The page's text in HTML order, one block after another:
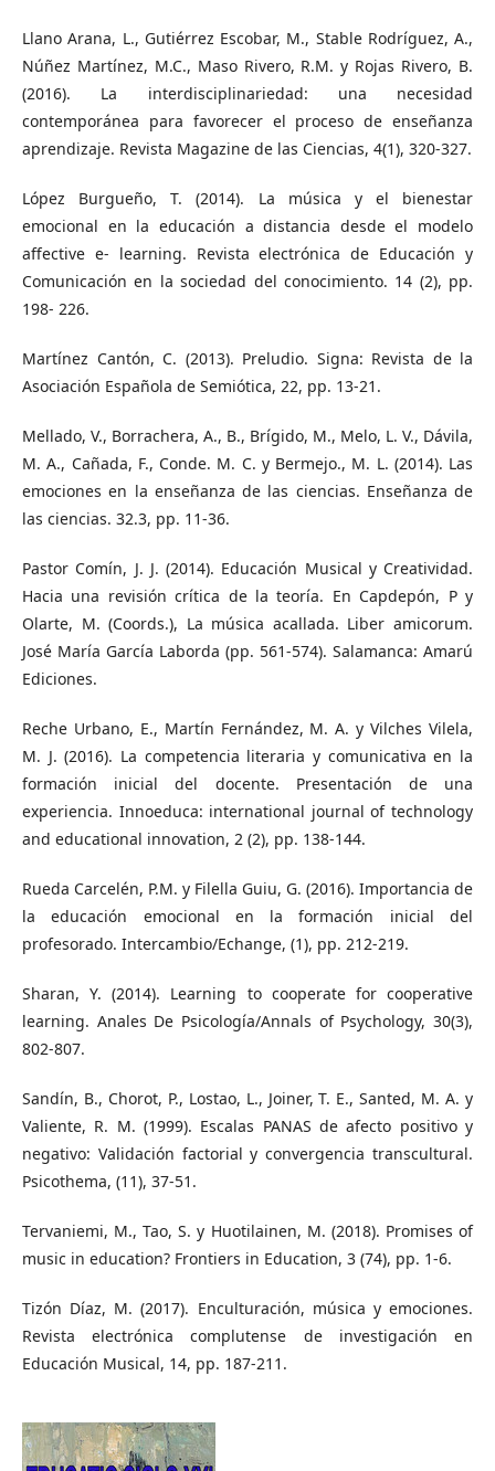
Llano Arana, L., Gutiérrez Escobar, M., Stable Rodríguez, A.,
Núñez Martínez, M.C., Maso Rivero, R.M. y Rojas Rivero, B.
(2016). La interdisciplinariedad: una necesidad
contemporánea para favorecer el proceso de enseñanza
aprendizaje. Revista Magazine de las Ciencias, 4(1), 320-327.
López Burgueño, T. (2014). La música y el bienestar
emocional en la educación a distancia desde el modelo
affective e- learning. Revista electrónica de Educación y
Comunicación en la sociedad del conocimiento. 14 (2), pp.
198- 226.
Martínez Cantón, C. (2013). Preludio. Signa: Revista de la
Asociación Española de Semiótica, 22, pp. 13-21.
Mellado, V., Borrachera, A., B., Brígido, M., Melo, L. V., Dávila,
M. A., Cañada, F., Conde. M. C. y Bermejo., M. L. (2014). Las
emociones en la enseñanza de las ciencias. Enseñanza de
las ciencias. 32.3, pp. 11-36.
Pastor Comín, J. J. (2014). Educación Musical y Creatividad.
Hacia una revisión crítica de la teoría. En Capdepón, P y
Olarte, M. (Coords.), La música acallada. Liber amicorum.
José María García Laborda (pp. 561-574). Salamanca: Amarú
Ediciones.
Reche Urbano, E., Martín Fernández, M. A. y Vilches Vilela,
M. J. (2016). La competencia literaria y comunicativa en la
formación inicial del docente. Presentación de una
experiencia. Innoeduca: international journal of technology
and educational innovation, 2 (2), pp. 138-144.
Rueda Carcelén, P.M. y Filella Guiu, G. (2016). Importancia de
la educación emocional en la formación inicial del
profesorado. Intercambio/Echange, (1), pp. 212-219.
Sharan, Y. (2014). Learning to cooperate for cooperative
learning. Anales De Psicología/Annals of Psychology, 30(3),
802-807.
Sandín, B., Chorot, P., Lostao, L., Joiner, T. E., Santed, M. A. y
Valiente, R. M. (1999). Escalas PANAS de afecto positivo y
negativo: Validación factorial y convergencia transcultural.
Psicothema, (11), 37-51.
Tervaniemi, M., Tao, S. y Huotilainen, M. (2018). Promises of
music in education? Frontiers in Education, 3 (74), pp. 1-6.
Tizón Díaz, M. (2017). Enculturación, música y emociones.
Revista electrónica complutense de investigación en
Educación Musical, 14, pp. 187-211.